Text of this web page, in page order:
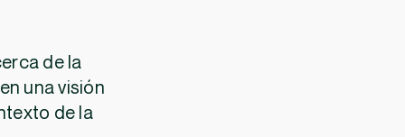
de la
una visión
de la